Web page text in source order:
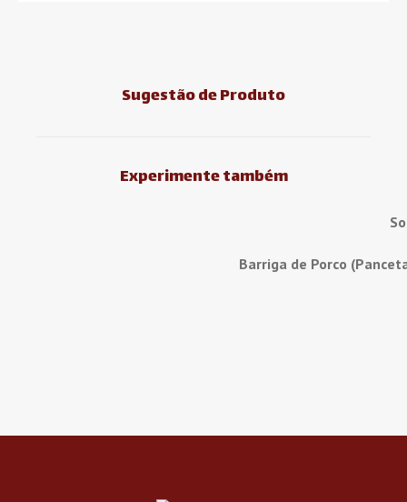
Sugestão de Produto
Experimente também
Barriga de Porco